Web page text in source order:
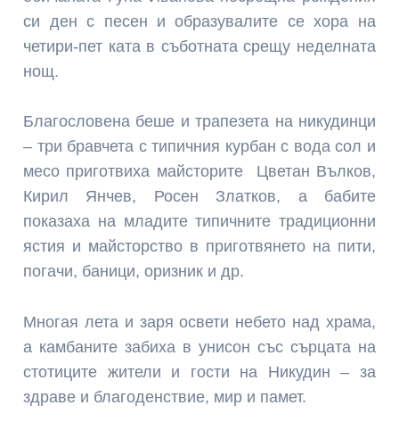
си ден с песен и образувалите се хора на
четири-пет ката в съботната срещу неделната
нощ.
Благословена беше и трапезета на никудинци
– три бравчета с типичния курбан с вода сол и
месо приготвиха майсторите Цветан Вълков,
Кирил Янчев, Росен Златков, а бабите
показаха на младите типичните традиционни
ястия и майсторство в приготвянето на пити,
погачи, баници, оризник и др.
Многая лета и заря освети небето над храма,
а камбаните забиха в унисон със сърцата на
стотиците жители и гости на Никудин – за
здраве и благоденствие, мир и памет.